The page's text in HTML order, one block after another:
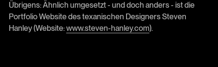
Übrigens: Ähnlich umgesetzt - und doch anders - ist die
Portfolio Website des texanischen Designers Steven
Hanley (Website:www.steven-hanley.com).